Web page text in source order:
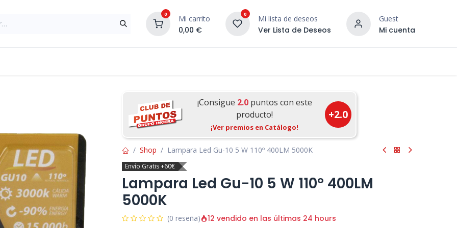
0 Mi carrito
0,00 €
0 Mi lista de deseos
Ver Lista de Deseos
Guest
Mi cuenta
¡DESCUBRE NUESTRO
¡Consigue 2.0puntos con este
producto!
¡Ver premios en Catálogo!
+2.0
Shop Lampara Led Gu-10 5 W 110º 400LM 5000K
Envío Gratis +60€
Lampara Led Gu-10 5 W 110º 400LM
5000K
(0 reseña) 12 vendido en las últimas 24 hours